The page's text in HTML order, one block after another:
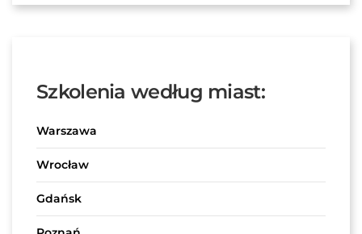
Szkolenia według miast:
Warszawa
Wrocław
Gdańsk